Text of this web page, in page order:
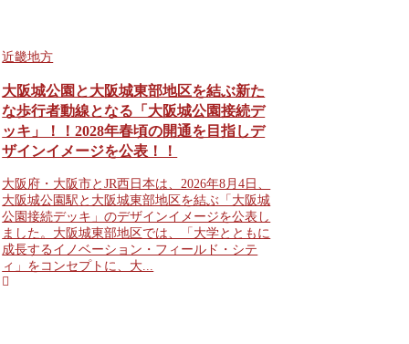
近畿地方
大阪城公園と大阪城東部地区を結ぶ新た
な歩行者動線となる「大阪城公園接続デ
ッキ」！！2028年春頃の開通を目指しデ
ザインイメージを公表！！
大阪府・大阪市とJR西日本は、2026年8月4日、
大阪城公園駅と大阪城東部地区を結ぶ「大阪城
公園接続デッキ」のデザインイメージを公表し
ました。大阪城東部地区では、「大学とともに
成長するイノベーション・フィールド・シテ
ィ」をコンセプトに、大...